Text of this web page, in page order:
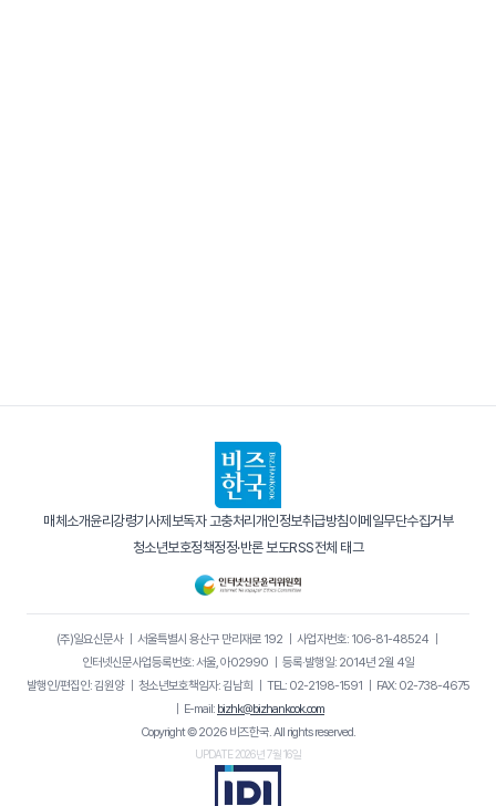
매체소개윤리강령기사제보독자 고충처리 개인정보취급방침이메일무단수집거부
청소년보호정책정정·반론 보도RSS전체 태그
(주)일요신문사｜ 서울특별시 용산구 만리재로 192｜ 사업자번호: 106-81-48524｜
인터넷신문사업등록번호: 서울, 아02990
등록·발행일: 2014년 2월 4일
발행인/편집인: 김원양｜ 청소년보호책임자: 김남희 TEL: 02-2198-1591
FAX: 02-738-4675
E-mail: bizhk@bizhankook.com
Copyright © 2026 비즈한국. All rights reserved.
UPDATE 2026년 7월 16일